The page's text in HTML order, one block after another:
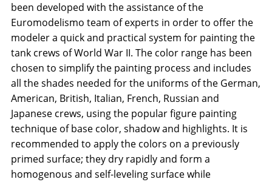
been developed with the assistance of the
Euromodelismo team of experts in order to offer the
modeler a quick and practical system for painting the
tank crews of World War II. The color range has been
chosen to simplify the painting process and includes
all the shades needed for the uniforms of the German,
American, British, Italian, French, Russian and
Japanese crews, using the popular figure painting
technique of base color, shadow and highlights. It is
recommended to apply the colors on a previously
primed surface; they dry rapidly and form a
homogenous and self-leveling surface while